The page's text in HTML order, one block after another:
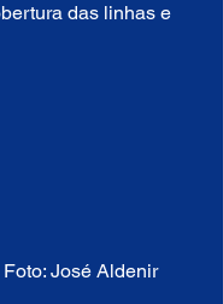
das linhas e
José Aldenir